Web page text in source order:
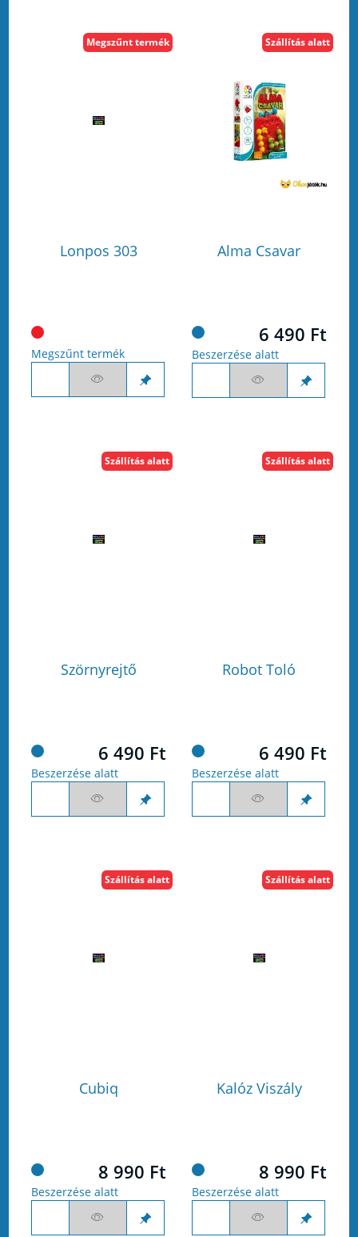
Lonpos 303
Megszűnt termék
Megszűnt termék
Alma Csavar
Szállítás alatt
6 490 Ft
Beszerzése alatt
Szörnyrejtő
Szállítás alatt
6 490 Ft
Beszerzése alatt
Robot Toló
Szállítás alatt
6 490 Ft
Beszerzése alatt
Cubiq
Szállítás alatt
8 990 Ft
Beszerzése alatt
Kalóz Viszály
Szállítás alatt
8 990 Ft
Beszerzése alatt